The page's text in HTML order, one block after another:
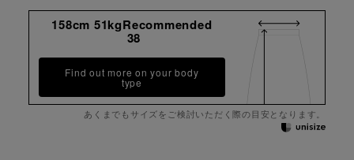
158cm 51kgRecommended
38
Find out more on your body
type
あくまでもサイズをご検討いただく際の目安となります。